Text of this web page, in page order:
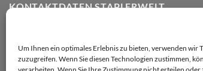
Um Ihnen ein optimales Erlebnis zu bieten, verwenden
zuzugreifen. Wenn Sie diesen Technologien zustimmen,
KONTAKTDATEN STAPLERWELT
Adolf-Heim-Straße 14